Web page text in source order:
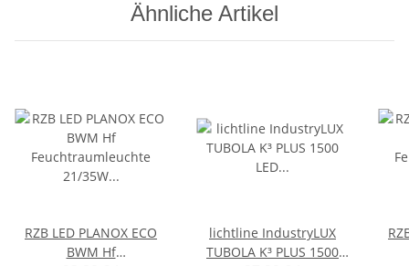
Ähnliche Artikel
RZB LED PLANOX ECO
BWM Hf
lichtline IndustryLUX
TUBOLA K³ PLUS 1500